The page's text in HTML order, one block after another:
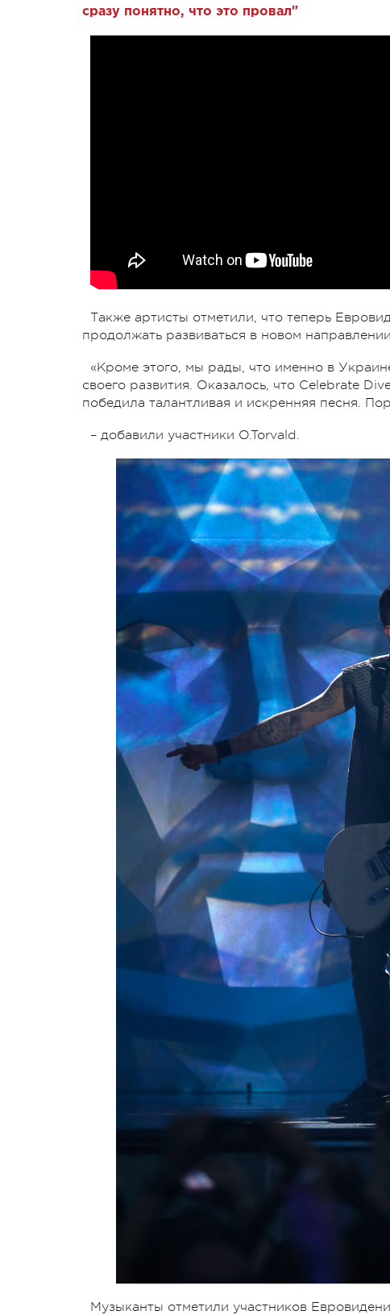
сразу понятно, что это провал"
Также артисты отметили, что теперь
продолжать развиваться в новом
«Кроме этого, мы рады, что именно в
своего развития. Оказалось, что Celebrate
победила талантливая и искренняя песня.
– добавили участники O.Torvald.
Музыканты отметили участников